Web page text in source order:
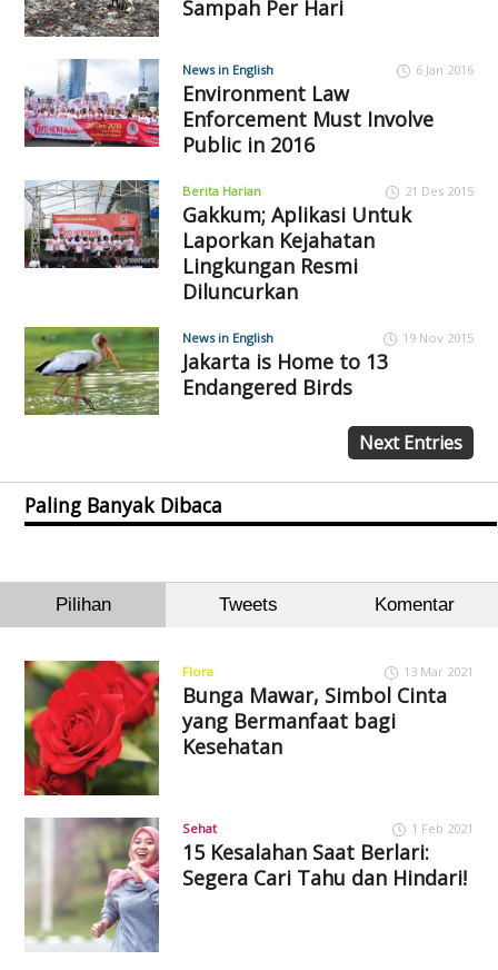
Sampah Per Hari
News in English 6 Jan 2016
Environment Law
Enforcement Must Involve
Public in 2016
Berita Harian 21 Des 2015
Gakkum; Aplikasi Untuk
Laporkan Kejahatan
Lingkungan Resmi
Diluncurkan
News in English 19 Nov 2015
Jakarta is Home to 13
Endangered Birds
Next Entries
Paling Banyak Dibaca
Pilihan Tweets Komentar
Flora 13 Mar 2021
Bunga Mawar, Simbol Cinta
yang Bermanfaat bagi
Kesehatan
Sehat 1 Feb 2021
15 Kesalahan Saat Berlari:
Segera Cari Tahu dan Hindari!